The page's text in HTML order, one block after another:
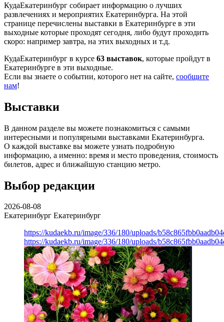
КудаЕкатеринбург собирает информацию о лучших
развлечениях и мероприятих Екатеринбурга. На этой
странице перечислены выставки в Екатеринбурге в эти
выходные которые проходят сегодня, либо будут проходить
скоро: например завтра, на этих выходных и т.д.
КудаЕкатеринбург в курсе 63 выставок, которые пройдут в
Екатеринбурге в эти выходные.
Если вы знаете о событии, которого нет на сайте, сообщите
нам!
Выставки
В данном разделе вы можете познакомиться с самыми
интересными и популярными выставками Екатеринбурга.
О каждой выставке вы можете узнать подробную
информацию, а именно: время и место проведения, стоимость
билетов, адрес и ближайшую станцию метро.
Выбор редакции
2026-08-08
Екатеринбург Екатеринбург
https://kudaekb.ru/image/336/180/uploads/
https://kudaekb.ru/image/336/180/uploads/